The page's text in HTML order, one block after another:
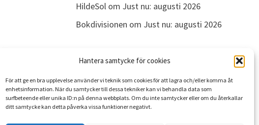
Hantera samtycke för cookies
För att ge en bra upplevelse använder vi teknik som cookies för att lagra och/eller komma åt
enhetsinformation. När du samtycker till dessa tekniker kan vi behandla data som
surfbeteende eller unika ID:n på denna webbplats. Om du inte samtycker eller om du återkallar
ditt samtycke kan detta påverka vissa funktioner negativt.
HildeSolom Just nu: augusti 2026
Bokdivisionen om Just nu: augusti 2026
ARKIV
Arkiv